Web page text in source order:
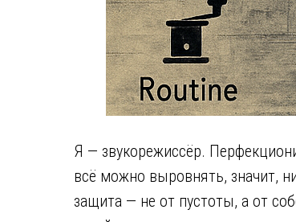
Я — звукорежиссёр.
всё можно выровнять, значит,
защита — не от пустоты, а от